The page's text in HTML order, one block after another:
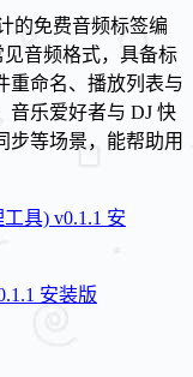
的免费音频标签编
音频格式，具备标
重命名、播放列表与
音乐爱好者与 DJ 快
步等场景，能帮助用
安装版